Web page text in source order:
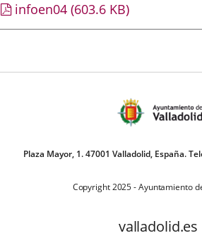
infoen04 (603.6 KB)
Plaza Mayor, 1. 47001 Valladolid, España.
Copyright 2025 - Ayuntamiento
valladolid.es